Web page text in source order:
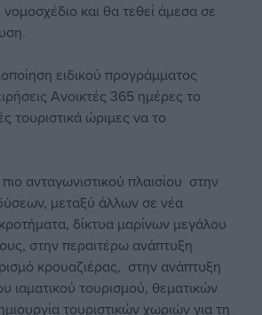
και θα τεθεί άμεσα σε
ειδικού προγράμματος
Ανοικτές 365 ημέρες το
τουριστικά ώριμες να το
ανταγωνιστικού πλαισίου στην
μεταξύ άλλων σε νέα
δίκτυα μαρίνων μεγάλου
στην περαιτέρω ανάπτυξη
κρουαζιέρας, στην ανάπτυξη
ιαματικού τουρισμού, θεματικών
τουριστικών χωριών για τη